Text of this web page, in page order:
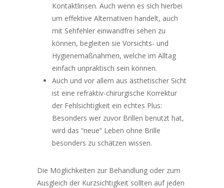
Kontaktlinsen. Auch wenn es sich hierbei
um effektive Alternativen handelt, auch
mit Sehfehler einwandfrei sehen zu
können, begleiten sie Vorsichts- und
Hygienemaßnahmen, welche im Alltag
einfach unpraktisch sein können.
Auch und vor allem aus ästhetischer Sicht
ist eine refraktiv-chirurgische Korrektur
der Fehlsichtigkeit ein echtes Plus:
Besonders wer zuvor Brillen benutzt hat,
wird das “neue” Leben ohne Brille
besonders zu schätzen wissen.
Die Möglichkeiten zur Behandlung oder zum
Ausgleich der Kurzsichtigkeit sollten auf jeden